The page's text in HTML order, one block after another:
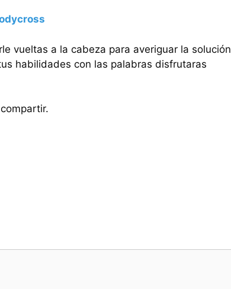
vueltas a la cabeza para averiguar la solución
habilidades con las palabras disfrutaras